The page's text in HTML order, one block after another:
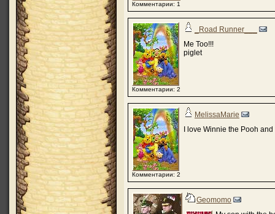
Комментарии: 1
Комментарии: 2
_Road Runner___
Me Too!!!
piglet
Комментарии: 2
MelissaMarie
I love Winnie the Pooh
Geomomo